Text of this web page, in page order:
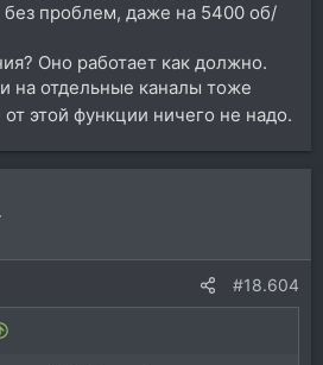
без проблем, даже на 5400 об/
Оно работает как должно.
на отдельные каналы тоже
этой функции ничего не надо.
#18.604